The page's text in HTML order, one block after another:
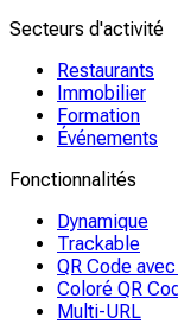
Secteurs d'activité
Restaurants
Immobilier
Formation
Événements
Fonctionnalités
Dynamique
Trackable
QR Code
Coloré QR
Multi-URL